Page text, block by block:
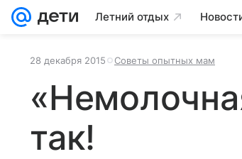
Летний отдых
28 декабря 2015 Советы опытных мам
так!